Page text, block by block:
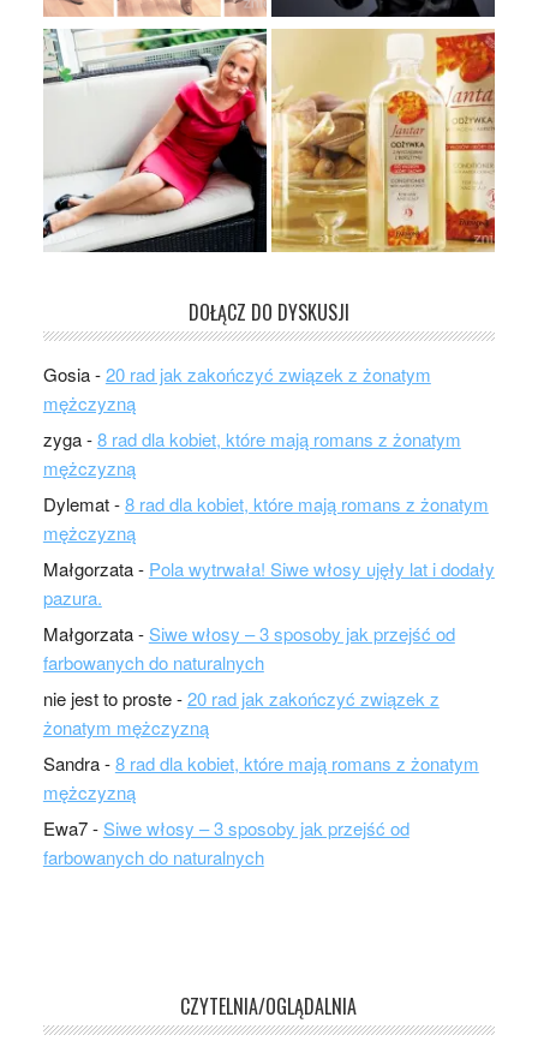
DOŁĄCZ DO DYSKUSJI
Gosia-20 rad jak zakończyć związek z żonatym
mężczyzną
zyga-8 rad dla kobiet, które mają romans z żonatym
mężczyzną
Dylemat-8 rad dla kobiet, które mają romans z żonatym
mężczyzną
Małgorzata- Pola wytrwała! Siwe włosy ujęły lat i dodały
pazura.
Małgorzata-Siwe włosy – 3 sposoby jak przejść od
farbowanych do naturalnych
nie jest to proste-20 rad jak zakończyć związek z
żonatym mężczyzną
Sandra-8 rad dla kobiet, które mają romans z żonatym
mężczyzną
Ewa7-Siwe włosy – 3 sposoby jak przejść od
farbowanych do naturalnych
CZYTELNIA/OGLĄDALNIA